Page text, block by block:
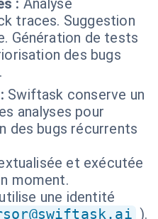
: Analyse
traces. Suggestion
Génération de tests
des bugs
Swiftask conserve un
analyses pour
des bugs récurrents
et exécutée
moment.
une identité
).